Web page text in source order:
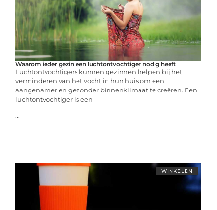
Waarom ieder gezin een luchtontvochtiger nodig heeft
Luchtontvochtigers kunnen gezinnen helpen bij het
verminderen van het vocht in hun huis om een
aangenamer en gezonder binnenklimaat te creëren. Een
luchtontvochtiger is een
...
WINKELEN